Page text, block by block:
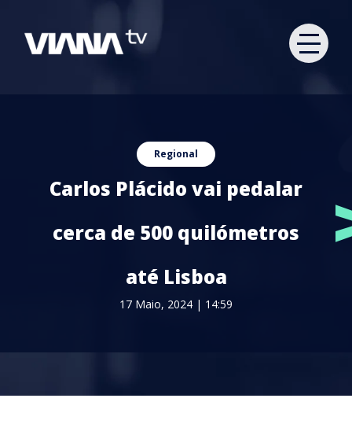
Regional
Carlos Plácido vai pedalar
cerca de 500 quilómetros
até Lisboa
17 Maio, 2024 | 14:59